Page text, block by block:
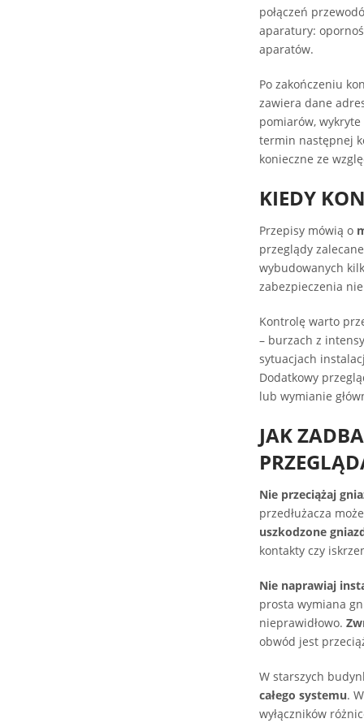
połączeń
aparatury:
aparatów.
Po zakończeniu
zawiera dane
pomiarów,
termin następnej
konieczne ze
KIEDY
Przepisy mówią o
przeglądy
wybudowanych
zabezpieczenia
Kontrolę warto
– burzach z
sytuacjach
Dodatkowy
lub wymianie
JAK
Nie przeciążaj
przedłużacza
uszkodzone
kontakty czy
Nie naprawiaj
prosta wymiana
nieprawidłowo.
obwód jest
W starszych
całego systemu.
wyłączników